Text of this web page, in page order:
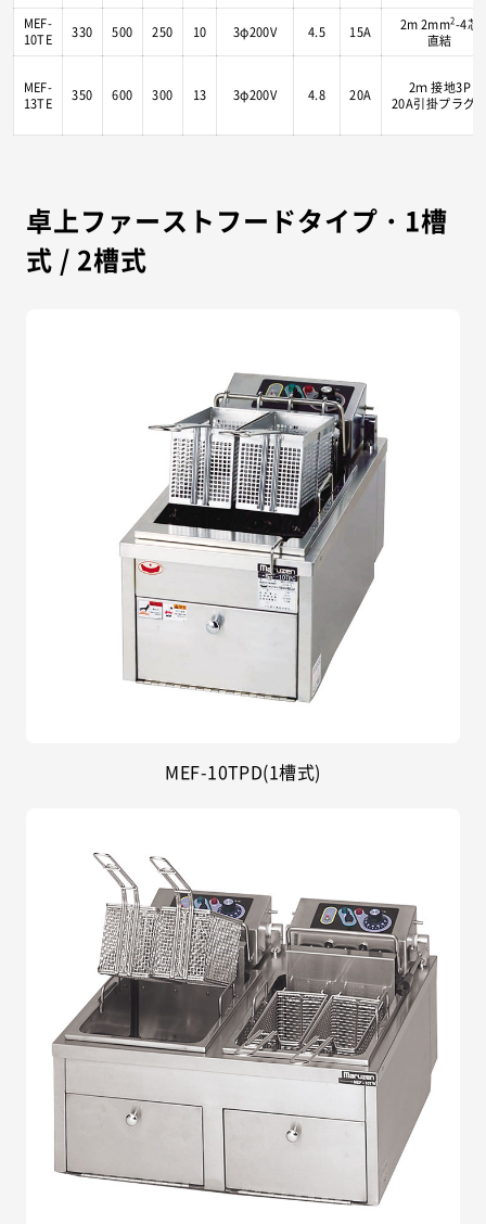
MEF-
10TE
330 500 250 10 3φ200V 4.5 15A 2m 2mm2-4芯
直結
MEF-
13TE
350 600 300 13 3φ200V 4.8 20A
2ｍ 接地3P
20A引掛プラグ
卓上ファーストフードタイプ・1槽
式 / 2槽式
MEF-10TPD(1槽式)